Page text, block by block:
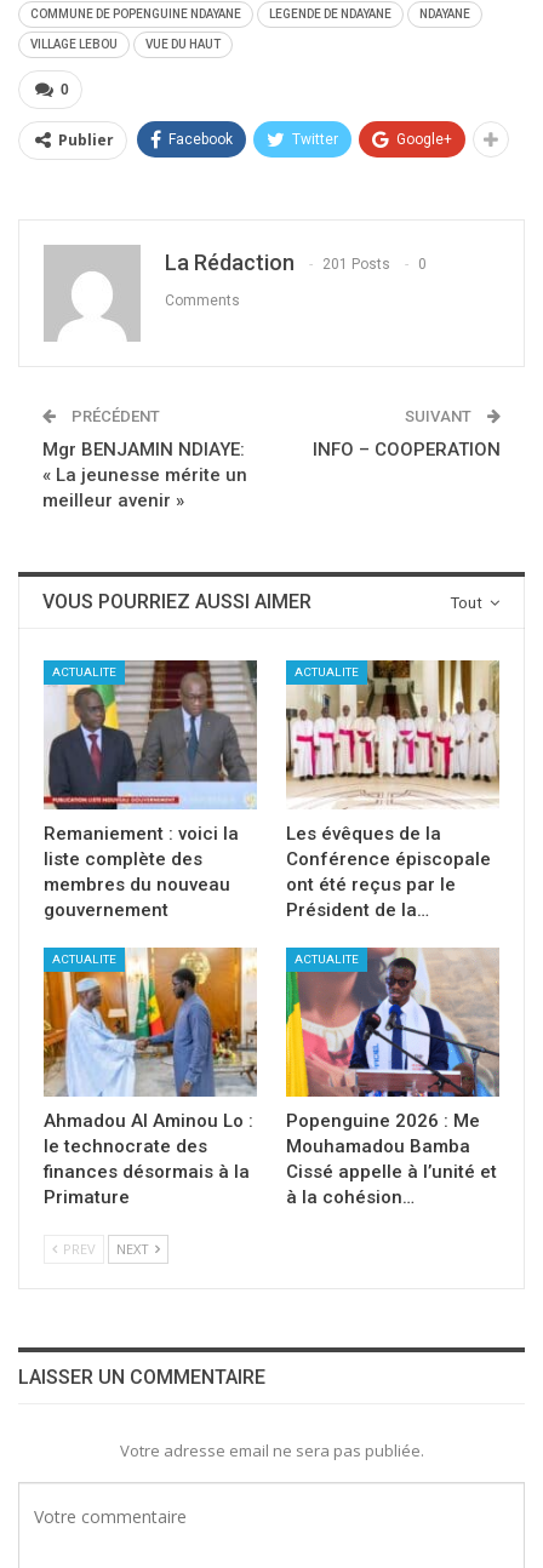
COMMUNE DE POPENGUINE NDAYANE LEGENDE DE NDAYANE NDAYANE
VILLAGE LEBOU VUE DU HAUT
0
Publier Facebook Twitter Google+
La Rédaction 201 Posts 0
Comments
PRÉCÉDENT
Mgr BENJAMIN NDIAYE:
« La jeunesse mérite un
meilleur avenir »
SUIVANT
INFO – COOPERATION
Tout
VOUS POURRIEZ AUSSI AIMER
ACTUALITE
Remaniement : voici la
liste complète des
membres du nouveau
gouvernement
ACTUALITE
Les évêques de la
Conférence épiscopale
ont été reçus par le
Président de la…
ACTUALITE
Ahmadou Al Aminou Lo :
le technocrate des
finances désormais à la
Primature
ACTUALITE
Popenguine 2026 : Me
Mouhamadou Bamba
Cissé appelle à l’unité et
à la cohésion…
PREV NEXT
LAISSER UN COMMENTAIRE
Votre adresse email ne sera pas publiée.